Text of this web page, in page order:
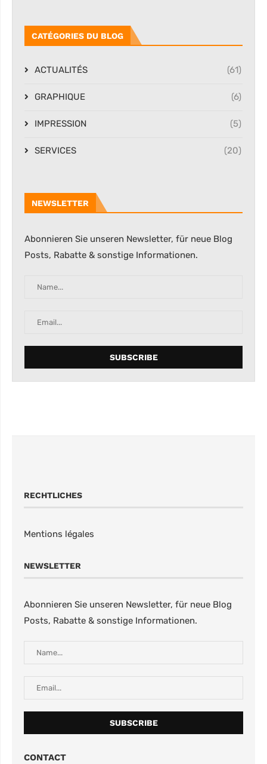
CATÉGORIES DU BLOG
ACTUALITÉS (61)
GRAPHIQUE (6)
IMPRESSION (5)
SERVICES (20)
NEWSLETTER
Abonnieren Sie unseren Newsletter, für neue Blog
Posts, Rabatte & sonstige Informationen.
RECHTLICHES
Mentions légales
NEWSLETTER
Abonnieren Sie unseren Newsletter, für neue Blog
Posts, Rabatte & sonstige Informationen.
CONTACT